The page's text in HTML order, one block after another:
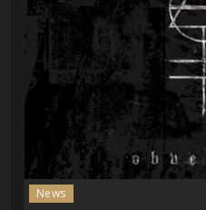
News